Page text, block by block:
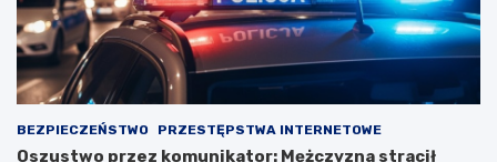
BEZPIECZEŃSTWO PRZESTĘPSTWA INTERNETOWE
Oszustwo przez komunikator: Mężczyzna stracił